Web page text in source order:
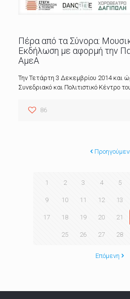
Πέρα από τα Σύνορα:
Εκδήλωση με αφορμή την
ΑμεΑ
Την Τετάρτη 3 Δεκεμβρίου 2014 και
Συνεδριακό και Πολιτιστικό Κέντρο
86
1 2 3 4 5
9 10 11 12 13
17 18 19 20 21
25 26 27 28
Επόμενη